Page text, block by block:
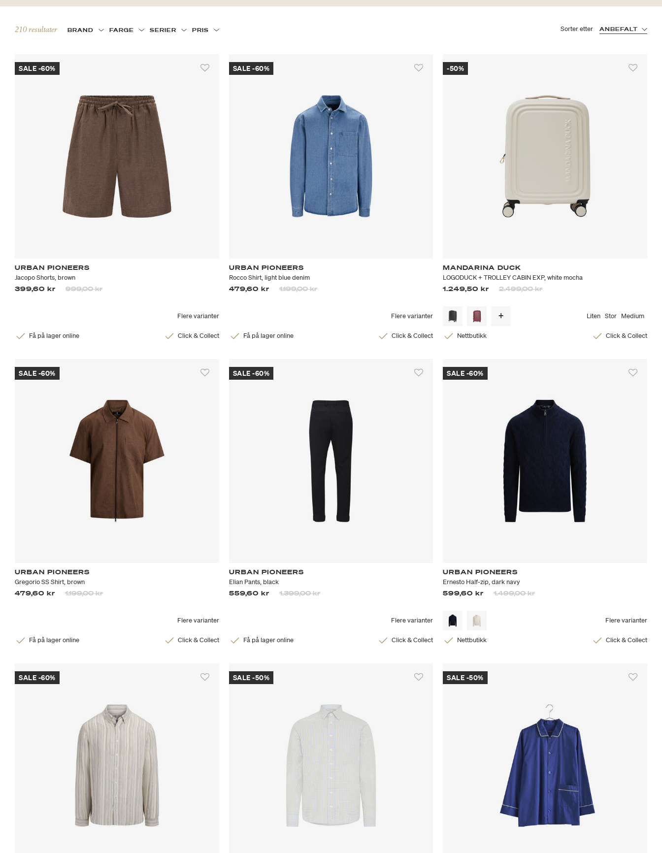
210 resultater BRAND FARGE SERIER PRIS Sorter etter ANBEFALT
SALE -60%
URBAN PIONEERS
Jacopo Shorts, brown
399,60 kr
Prisen er nedsatt fra
999,00 krtil
Flere varianter
Få på lager online Click & Collect
SALE -60%
URBAN PIONEERS
Rocco Shirt, light blue denim
479,60 kr
Prisen er nedsatt fra
1.199,00 krtil
Flere varianter
Få på lager online Click & Collect
-50%
MANDARINA DUCK
LOGODUCK + TROLLEY CABIN EXP, white mocha
1.249,50 kr
Prisen er nedsatt fra
2.499,00 krtil
Liten Stor Medium
Nettbutikk Click & Collect
SALE -60%
URBAN PIONEERS
Gregorio SS Shirt, brown
479,60 kr
Prisen er nedsatt fra
1.199,00 krtil
Flere varianter
Få på lager online Click & Collect
SALE -60%
URBAN PIONEERS
Elian Pants, black
559,60 kr
Prisen er nedsatt fra
1.399,00 krtil
Flere varianter
Få på lager online Click & Collect
SALE -60%
URBAN PIONEERS
Ernesto Half-zip, dark navy
599,60 kr
Prisen er nedsatt fra
1.499,00 krtil
Flere varianter
Nettbutikk Click & Collect
SALE -60% SALE -50% SALE -50%